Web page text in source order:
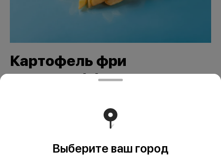
Картофель фри
стандарт(п)
Хрустящий картофель фри, приготовленный во фритюре
Выберите ваш город